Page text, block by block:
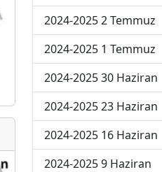
2024-2025 2 Temmuz
2024-2025 1 Temmuz
2024-2025 30 Haziran
2024-2025 23 Haziran
2024-2025 16 Haziran
2024-2025 9 Haziran